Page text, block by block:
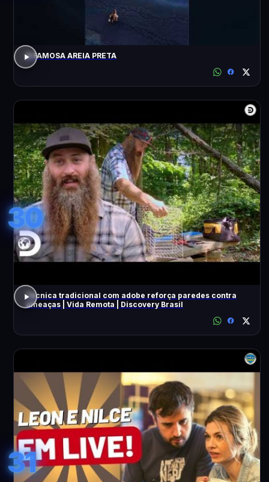
A FAMOSA AREIA PRETA
30
Técnica tradicional com adobe reforça paredes contra
ameaças | Vida Remota | Discovery Brasil
31